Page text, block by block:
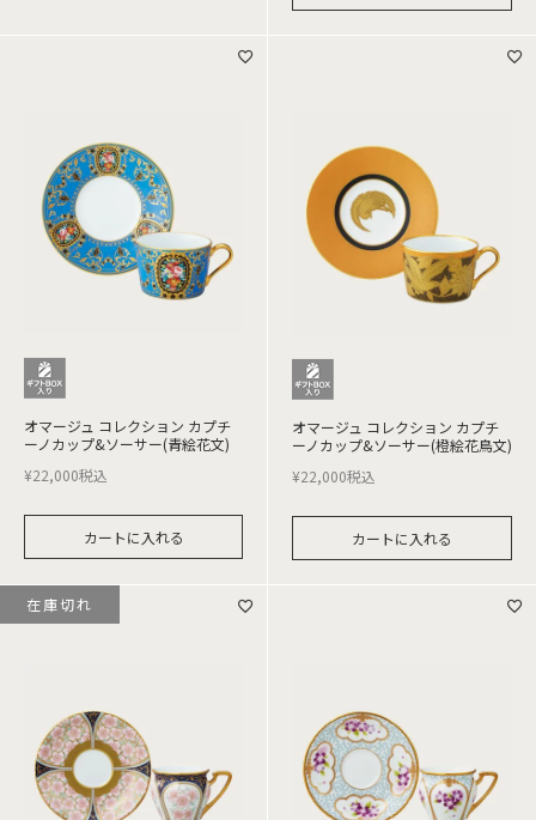
オマージュ コレクション カプチ
ーノカップ&ソーサー(青絵花文)
¥22,000税込
カートに入れる
オマージュ コレクション カプチ
ーノカップ&ソーサー(橙絵花鳥文)
¥22,000税込
カートに入れる
在庫切れ